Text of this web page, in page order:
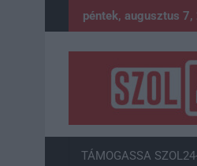
to
péntek, augusztus 7,
TÁMOGASSA